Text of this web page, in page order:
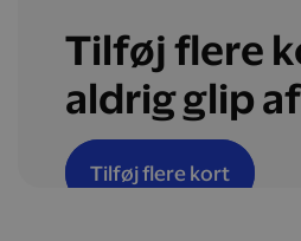
Tilføj flere
aldrig glip
Tilføj flere kort